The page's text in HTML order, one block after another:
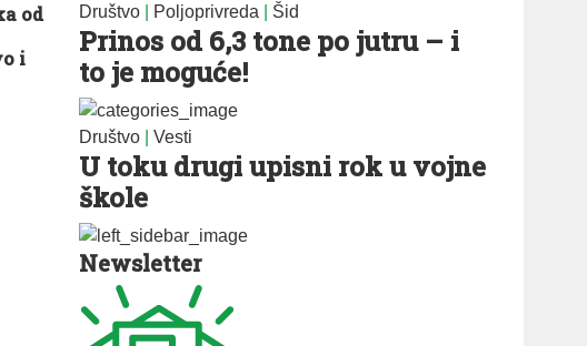
od
i
Društvo Poljoprivreda Šid
Prinos od 6,3 tone po jutru – i
to je moguće!
Društvo Vesti
U toku drugi upisni rok u vojne
škole
Newsletter